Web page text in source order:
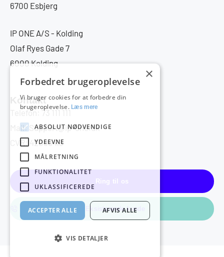
6700 Esbjerg
IP ONE A/S - Kolding
Olaf Ryes Gade 7
6000 Kolding
Kontakt
Telefon: 73 111 111
Mail: Support@ip-one.dk
CVR: 42085413
Ring til os
Eksisterende kunde
×
Forbedret brugeroplevelse
Vi bruger cookies for at forbedre din
brugeroplevelse.Læs mere
ABSOLUT NØDVENDIGE
YDEEVNE
MÅLRETNING
FUNKTIONALITET
UKLASSIFICEREDE
ACCEPTER ALLE AFVIS ALLE
VIS DETALJER